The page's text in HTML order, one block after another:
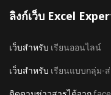
ลิงก์เว็บ Excel
เว็บสำหรับ เรียนออนไลน์
เว็บสำหรับ เรียนแบบกลุ่ม-